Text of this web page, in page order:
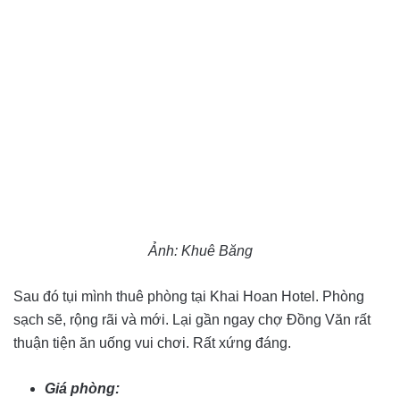
Ảnh: Khuê Băng
Sau đó tụi mình thuê phòng tại Khai Hoan Hotel. Phòng
sạch sẽ, rộng rãi và mới. Lại gần ngay chợ Đồng Văn rất
thuận tiện ăn uống vui chơi. Rất xứng đáng.
Giá phòng: